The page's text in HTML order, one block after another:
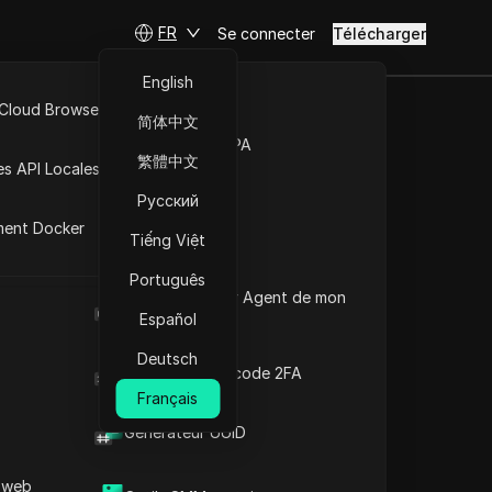
Marché de la RPA
Quel est le User Agent de mon
navigateur
Générateur de code 2FA
Générateur UUID
Browser MCP
API Locales
Docker
FR
English
简体中文
繁體中文
Русский
Tiếng Việt
Português
Español
Deutsch
Français
Se connecter Télécharger
de
en
Poser des questions
Ouvrir dans ChatGPT
Poser des questions sur cette page
Ouvrir dans Claude
Poser des questions sur cette page
Qu’est-ce que